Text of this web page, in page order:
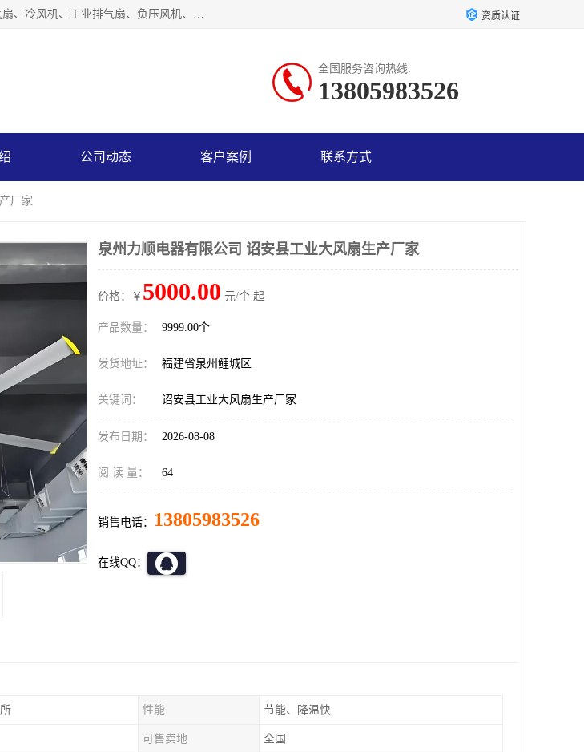
泉州力顺电器有限公司主营：泉州降温水帘、泉州负压风机、泉州冷风机空调、工业排气扇、冷风机、工业排气扇、负压风机、负压风机、水冷空调、降温水帘等产品。为用户解决了通风、降温、除味、除尘等难题，其环保、节能的理念与用户的实践检验结果相吻合，赢得了广大客户的信誉和青睐。 资质认证
全国服务咨询热线:
13805983526
公司动态 客户案例 联系方式
厂家
泉州力顺电器有限公司 诏安县工业大风扇生产厂家
价格：￥ 5000.00 元/个 起
产品数量： 9999.00个
发货地址： 福建省泉州鲤城区
关键词： 诏安县工业大风扇生产厂家
发布日期： 2026-08-08
阅 读 量： 64
销售电话： 13805983526
在线QQ：
性能 节能、降温快
可售卖地 全国